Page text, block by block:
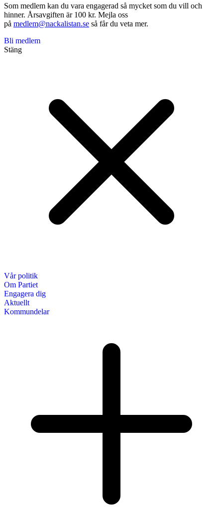
Som medlem kan du vara engagerad så mycket som du vill och
hinner. Årsavgiften är 100 kr. Mejla oss
på medlem@nackalistan.se så får du veta mer.
Bli medlem
Stäng
Vår politik
Om Partiet
Engagera dig
Aktuellt
Kommundelar